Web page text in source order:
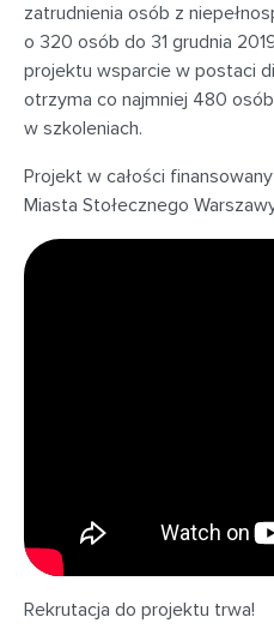
zatrudnienia osób z
o 320 osób do 31 grudnia
projektu wsparcie w postaci
otrzyma co najmniej 480
w szkoleniach.
Projekt w całości
Miasta Stołecznego
Rekrutacja do projektu trwa!